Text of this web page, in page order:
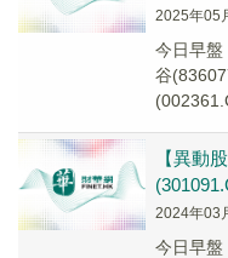
2025年05
今日早盤
谷
【異動
2024年03
今日早盤